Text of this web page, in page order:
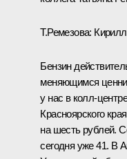
Т.Ремезова:
Бензин
меняющимся
у нас в колл-
Красноярского
на шесть рублей.
сегодня уже 41. В